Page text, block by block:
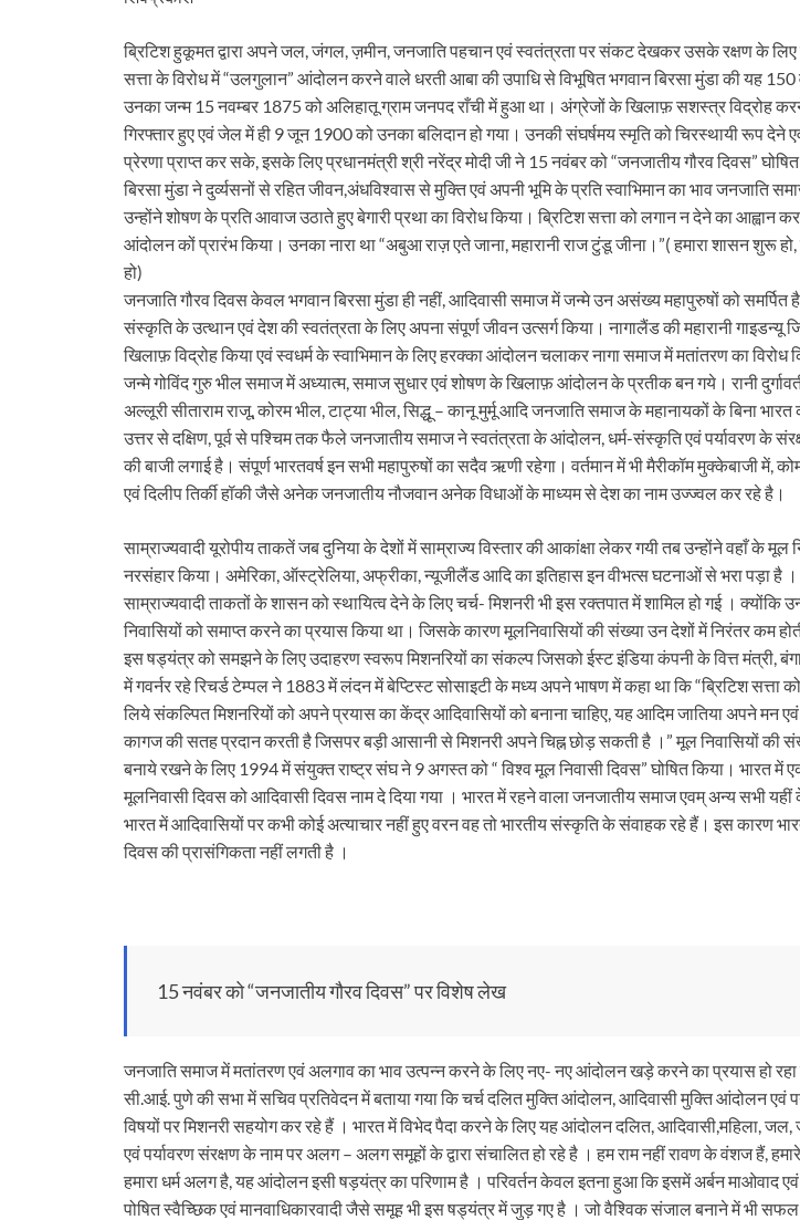
ब्रिटिश हुकूमत द्वारा अपने जल, जंगल, ज़मीन, जनजाति पहचान एवं स्वतंत्रता पर संकट देखकर उसके रक्षण के लिए
सत्ता के विरोध में “उलगुलान” आंदोलन करने वाले धरती आबा की उपाधि से विभूषित भगवान बिरसा मुंडा की यह 150
उनका जन्म 15 नवम्बर 1875 को अलिहातू ग्राम जनपद राँची में हुआ था। अंग्रेजों के खिलाफ़ सशस्त्र विद्रोह
गिरफ्तार हुए एवं जेल में ही 9 जून 1900 को उनका बलिदान हो गया। उनकी संघर्षमय स्मृति को चिरस्थायी रूप देने
प्रेरणा प्राप्त कर सके, इसके लिए प्रधानमंत्री श्री नरेंद्र मोदी जी ने 15 नवंबर को “जनजातीय गौरव दिवस”
बिरसा मुंडा ने दुर्व्यसनों से रहित जीवन,अंधविश्वास से मुक्ति एवं अपनी भूमि के प्रति स्वाभिमान का भाव जनजाति
उन्होंने शोषण के प्रति आवाज उठाते हुए बेगारी प्रथा का विरोध किया। ब्रिटिश सत्ता को लगान न देने का आह्वान
आंदोलन कों प्रारंभ किया। उनका नारा था “अबुआ राज़ एते जाना, महारानी राज टुंडू जीना।”( हमारा शासन शुरू हो,
हो)
जनजाति गौरव दिवस केवल भगवान बिरसा मुंडा ही नहीं, आदिवासी समाज में जन्मे उन असंख्य महापुरुषों को समर्पित
संस्कृति के उत्थान एवं देश की स्वतंत्रता के लिए अपना संपूर्ण जीवन उत्सर्ग किया। नागालैंड की महारानी गाइडन्यू
खिलाफ़ विद्रोह किया एवं स्वधर्म के स्वाभिमान के लिए हरक्का आंदोलन चलाकर नागा समाज में मतांतरण का विरोध
जन्मे गोविंद गुरु भील समाज में अध्यात्म, समाज सुधार एवं शोषण के खिलाफ़ आंदोलन के प्रतीक बन गये। रानी
अल्लूरी सीताराम राजू, कोरम भील, टाट्या भील, सिद्धू – कानू मुर्मू आदि जनजाति समाज के महानायकों के बिना भारत
उत्तर से दक्षिण, पूर्व से पश्चिम तक फैले जनजातीय समाज ने स्वतंत्रता के आंदोलन, धर्म-संस्कृति एवं पर्यावरण के
की बाजी लगाई है। संपूर्ण भारतवर्ष इन सभी महापुरुषों का सदैव ऋणी रहेगा। वर्तमान में भी मैरीकॉम मुक्केबाजी में,
एवं दिलीप तिर्की हॉकी जैसे अनेक जनजातीय नौजवान अनेक विधाओं के माध्यम से देश का नाम उज्ज्वल कर रहे है।
साम्राज्यवादी यूरोपीय ताकतें जब दुनिया के देशों में साम्राज्य विस्तार की आकांक्षा लेकर गयी तब उन्होंने वहाँ के मूल
नरसंहार किया। अमेरिका, ऑस्ट्रेलिया, अफ्रीका, न्यूजीलैंड आदि का इतिहास इन वीभत्स घटनाओं से भरा पड़ा है
साम्राज्यवादी ताकतों के शासन को स्थायित्व देने के लिए चर्च- मिशनरी भी इस रक्तपात में शामिल हो गई । क्योंकि
निवासियों को समाप्त करने का प्रयास किया था। जिसके कारण मूलनिवासियों की संख्या उन देशों में निरंतर कम
इस षड्यंत्र को समझने के लिए उदाहरण स्वरूप मिशनरियों का संकल्प जिसको ईस्ट इंडिया कंपनी के वित्त मंत्री,
में गवर्नर रहे रिचर्ड टेम्पल ने 1883 में लंदन में बेप्टिस्ट सोसाइटी के मध्य अपने भाषण में कहा था कि “ब्रिटिश सत्ता
लिये संकल्पित मिशनरियों को अपने प्रयास का केंद्र आदिवासियों को बनाना चाहिए, यह आदिम जातिया अपने
कागज की सतह प्रदान करती है जिसपर बड़ी आसानी से मिशनरी अपने चिह्न छोड़ सकती है ।” मूल निवासियों की
बनाये रखने के लिए 1994 में संयुक्त राष्ट्र संघ ने 9 अगस्त को “ विश्व मूल निवासी दिवस” घोषित किया। भारत में
मूलनिवासी दिवस को आदिवासी दिवस नाम दे दिया गया । भारत में रहने वाला जनजातीय समाज एवम् अन्य सभी यहीं
भारत में आदिवासियों पर कभी कोई अत्याचार नहीं हुए वरन वह तो भारतीय संस्कृति के संवाहक रहे हैं। इस कारण
दिवस की प्रासंगिकता नहीं लगती है ।
15 नवंबर को “जनजातीय गौरव दिवस” पर विशेष लेख
जनजाति समाज में मतांतरण एवं अलगाव का भाव उत्पन्न करने के लिए नए- नए आंदोलन खड़े करने का प्रयास हो रहा
सी.आई. पुणे की सभा में सचिव प्रतिवेदन में बताया गया कि चर्च दलित मुक्ति आंदोलन, आदिवासी मुक्ति आंदोलन एवं
विषयों पर मिशनरी सहयोग कर रहे हैं । भारत में विभेद पैदा करने के लिए यह आंदोलन दलित, आदिवासी,महिला,
एवं पर्यावरण संरक्षण के नाम पर अलग – अलग समूहों के द्वारा संचालित हो रहे है । हम राम नहीं रावण के वंशज हैं, हमारे
हमारा धर्म अलग है, यह आंदोलन इसी षड़यंत्र का परिणाम है । परिवर्तन केवल इतना हुआ कि इसमें अर्बन माओवाद एवं
पोषित स्वैच्छिक एवं मानवाधिकारवादी जैसे समूह भी इस षड्यंत्र में जुड़ गए है । जो वैश्विक संजाल बनाने में भी